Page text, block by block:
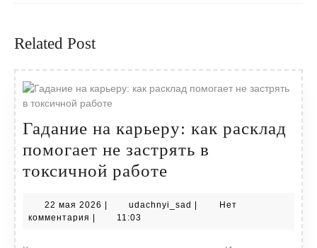
Related Post
Гадание на карьеру: как расклад
помогает не застрять в
токсичной работе
карьеру:
22 мая 2026 22
мая
udachnyi_sad udachnyi_sad
Нет
комментария
11:03